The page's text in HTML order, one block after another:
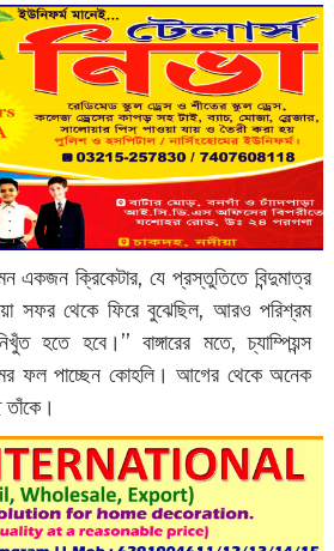
একজন ক্রিকেটার, যে প্রস্তুতিতে বিন্দুমাত্র
সফর থেকে ফিরে বুঝেছিল, আরও পরিশ্রম
হবে।’’ বাঙ্গারের মতে, চ্যাম্পিয়ন্স
ফল পাচ্ছেন কোহলি। আগের থেকে অনেক
তাঁকে।